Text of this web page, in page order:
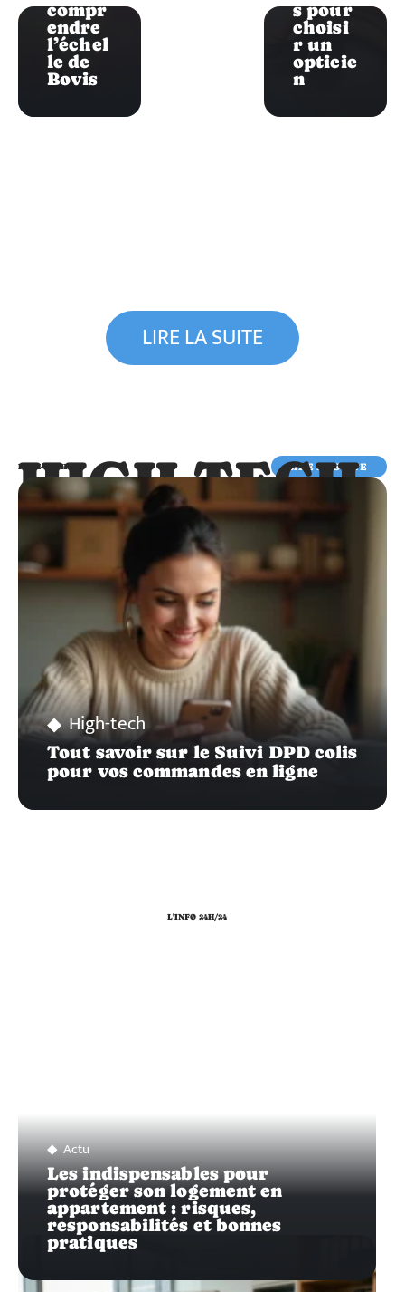
compr
endre
l’échel
le de
Bovis
s pour
choisi
r un
opticie
n
LIRE LA SUITE
HIGH-TECH
HIGH-TECH LIRE LA SUITE
High-tech
Tout savoir sur le Suivi DPD colis
pour vos commandes en ligne
L'INFO 24H/24
Actu
Les indispensables pour
protéger son logement en
appartement : risques,
responsabilités et bonnes
pratiques